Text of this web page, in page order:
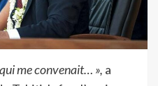
me convenait… », a